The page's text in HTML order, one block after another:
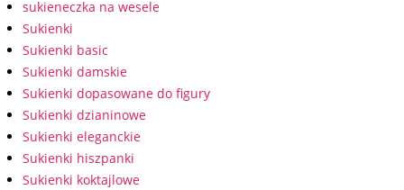
sukieneczka na wesele
Sukienki
Sukienki basic
Sukienki damskie
Sukienki dopasowane do figury
Sukienki dzianinowe
Sukienki eleganckie
Sukienki hiszpanki
Sukienki koktajlowe